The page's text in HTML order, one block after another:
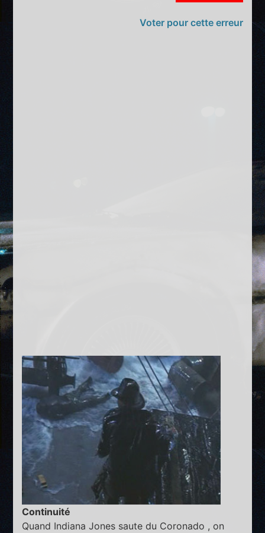
Voter pour cette erreur
Continuité
Quand Indiana Jones saute du Coronado , on